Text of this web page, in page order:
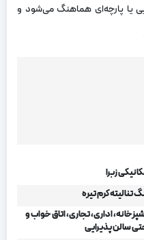
یا پارچه‌ای هماهنگ می‌شود و
زبرا
تنالیته کرم تیره
اداری، تجاری، اتاق خواب و
سالن پذیرایی